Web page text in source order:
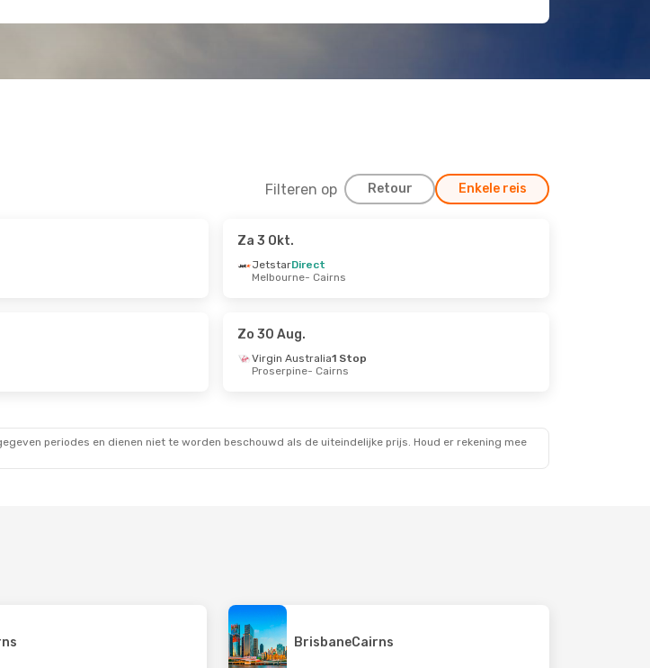
Filteren op Retour Enkele reis
Cairns - Amsterdam
Za 3 Okt.
JetstarDirect
Melbourne- Cairns
Zo 30 Aug.
Virgin Australia1 Stop
Proserpine- Cairns
periodes en dienen niet te worden beschouwd als de uiteindelijke prijs. Houd er rekening mee
BrisbaneCairns